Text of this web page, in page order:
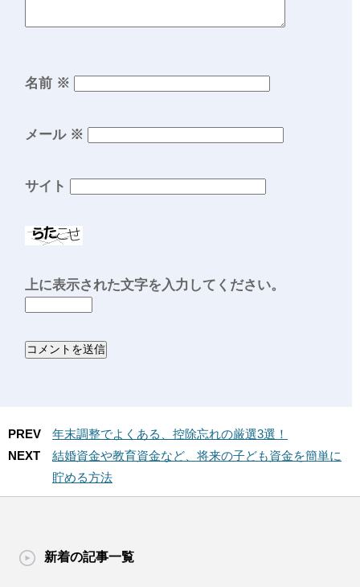
名前 ※
メール ※
サイト
上に表示された文字を入力してください。
PREV
年末調整でよくある、控除忘れの厳選3選！
NEXT
結婚資金や教育資金など、将来の子ども資金を簡単に
貯める方法
新着の記事一覧